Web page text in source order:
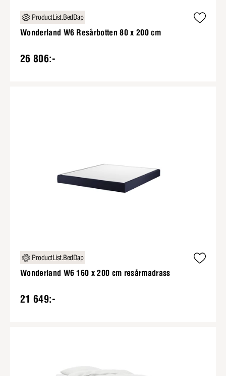
ProductList.BedDap
Wonderland W6 Resårbotten 80 x 200 cm
26 806:-
ProductList.BedDap
Wonderland W6 160 x 200 cm resårmadrass
21 649:-